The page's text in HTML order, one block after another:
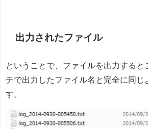
出力されたファイル
ということで、ファイルを出力する
チで出力したファイル名と完全に同じ
す。